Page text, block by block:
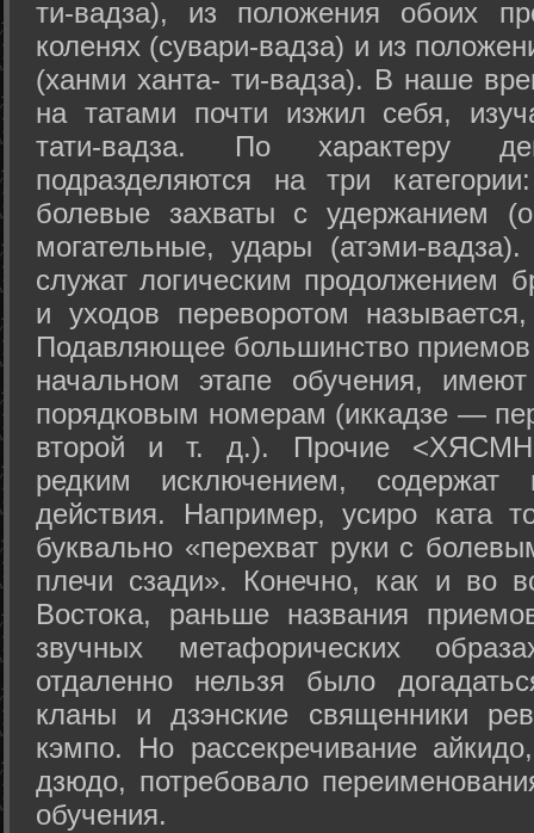
ти-вадза), из положения обоих
коленях (сувари-вадза) и из
(ханми ханта- ти-вадза). В наше
на татами почти изжил себя,
тати-вадза. По характеру
подразделяются на три
болевые захваты с удержанием
могательные, удары (атэми-
служат логическим продолжением
и уходов переворотом
Подавляющее большинство
начальном этапе обучения,
порядковым номерам (иккадзе —
второй и т. д.). Прочие
редким исключением, содержат
действия. Например, усиро ката
буквально «перехват руки с
плечи сзади». Конечно, как и во
Востока, раньше названия
звучных метафорических
отдаленно нельзя было
кланы и дзэнские священники
кэмпо. Но рассекречивание
дзюдо, потребовало
обучения.